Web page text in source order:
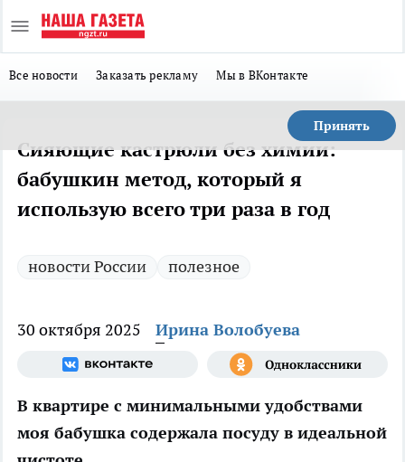
Все новости Заказать рекламу Мы в ВКонтакте
Принять
Сияющие кастрюли без химии:
бабушкин метод, который я
использую всего три раза в год
новости России полезное
30 октября 2025 Ирина Волобуева
В квартире с минимальными удобствами
моя бабушка содержала посуду в идеальной